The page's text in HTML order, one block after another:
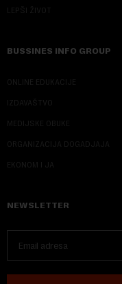
LEPŠI ŽIVOT
BUSSINES INFO GROUP
ONLINE EDUKACIJE
IZDAVAŠTVO
MEDIJSKE OBUKE
ORGANIZACIJA DOGADJAJA
EKONOM I JA
NEWSLETTER